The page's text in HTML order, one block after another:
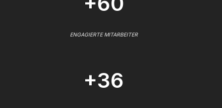
ENGAGIERTE MITARBEITER
+36